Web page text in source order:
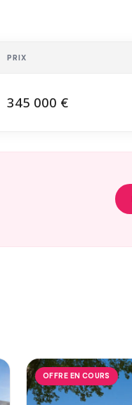
PRIX
345 000 €
OFFRE EN COURS